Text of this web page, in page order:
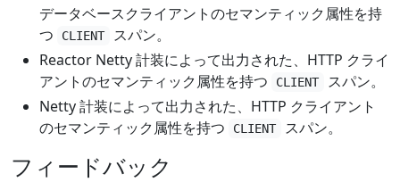
データベースクライアントのセマンティック属性を持
つ
CLIENT
スパン。
Reactor Netty 計装によって出力された、HTTP クライ
アントのセマンティック属性を持つ
CLIENT
スパン。
Netty 計装によって出力された、HTTP クライアント
のセマンティック属性を持つ
CLIENT スパン。
フィードバック